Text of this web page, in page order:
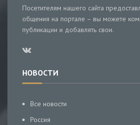
Посетителям нашего сайта
общения на портале – вы можете
публикации и добавлять свои.
НОВОСТИ
Все новости
Россия